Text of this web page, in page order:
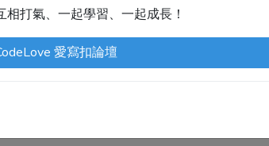
台。歡迎您隨手紀錄、寫作，方便日後搜尋！
Kevin Hou JuenTingShie
打氣、一起學習、一起成長！
愛寫扣論壇